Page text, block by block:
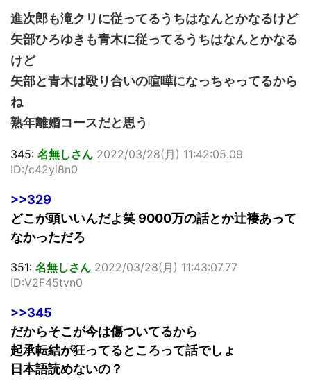
進次郎も滝クリに従ってるうちはなんとかなるけど
矢部ひろゆきも青木に従ってるうちはなんとかなる
けど
矢部と青木は殴り合いの喧嘩になっちゃってるから
ね
熟年離婚コースだと思う
345: 名無しさん 2022/03/28(月) 11:42:05.09
ID:/c42yi8n0
>>329
どこが頭いいんだよ笑 9000万の話とか辻褄あって
なかっただろ
351: 名無しさん 2022/03/28(月) 11:43:07.77
ID:V2F45tvn0
>>345
だからそこが今は傷ついてるから
起承転結が狂ってるところって話でしょ
日本語読めないの？